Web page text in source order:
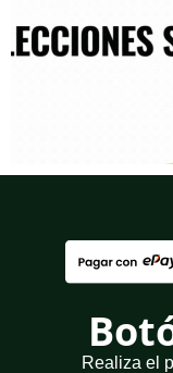
Realiza el